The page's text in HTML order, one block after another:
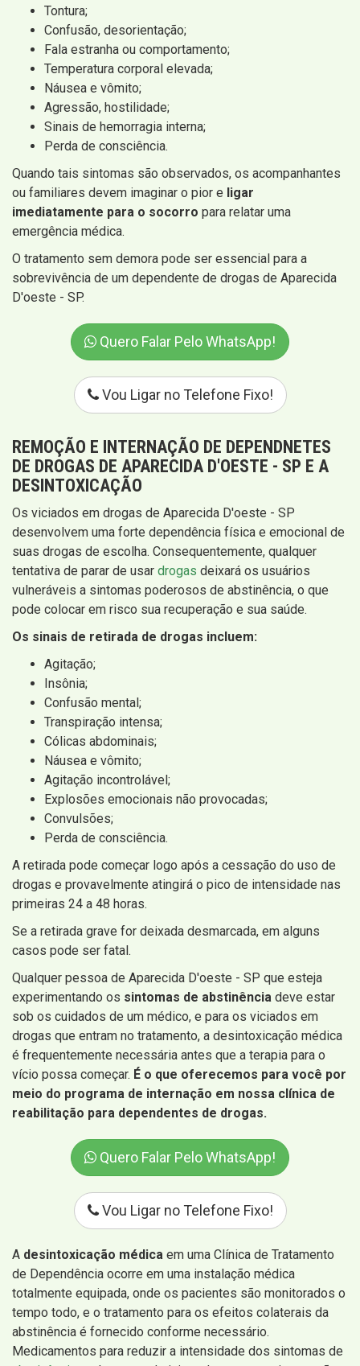
Tontura;
Confusão, desorientação;
Fala estranha ou comportamento;
Temperatura corporal elevada;
Náusea e vômito;
Agressão, hostilidade;
Sinais de hemorragia interna;
Perda de consciência.
Quando tais sintomas são observados, os acompanhantes
ou familiares devem imaginar o pior e ligar
imediatamente para o socorro para relatar uma
emergência médica.
O tratamento sem demora pode ser essencial para a
sobrevivência de um dependente de drogas de Aparecida
D'oeste - SP.
Quero Falar Pelo WhatsApp!
Vou Ligar no Telefone Fixo!
REMOÇÃO E INTERNAÇÃO DE DEPENDNETES
DE DROGAS DE APARECIDA D'OESTE - SP E A
DESINTOXICAÇÃO
Os viciados em drogas de Aparecida D'oeste - SP
desenvolvem uma forte dependência física e emocional de
suas drogas de escolha. Consequentemente, qualquer
tentativa de parar de usar drogas deixará os usuários
vulneráveis ​​a sintomas poderosos de abstinência, o que
pode colocar em risco sua recuperação e sua saúde.
Os sinais de retirada de drogas incluem:
Agitação;
Insônia;
Confusão mental;
Transpiração intensa;
Cólicas abdominais;
Náusea e vômito;
Agitação incontrolável;
Explosões emocionais não provocadas;
Convulsões;
Perda de consciência.
A retirada pode começar logo após a cessação do uso de
drogas e provavelmente atingirá o pico de intensidade nas
primeiras 24 a 48 horas.
Se a retirada grave for deixada desmarcada, em alguns
casos pode ser fatal.
Qualquer pessoa de Aparecida D'oeste - SP que esteja
experimentando os sintomas de abstinência deve estar
sob os cuidados de um médico, e para os viciados em
drogas que entram no tratamento, a desintoxicação médica
é frequentemente necessária antes que a terapia para o
vício possa começar. É o que oferecemos para você por
meio do programa de internação em nossa clínica de
reabilitação para dependentes de drogas.
Quero Falar Pelo WhatsApp!
Vou Ligar no Telefone Fixo!
A desintoxicação médica em uma Clínica de Tratamento
de Dependência ocorre em uma instalação médica
totalmente equipada, onde os pacientes são monitorados o
tempo todo, e o tratamento para os efeitos colaterais da
abstinência é fornecido conforme necessário.
Medicamentos para reduzir a intensidade dos sintomas de